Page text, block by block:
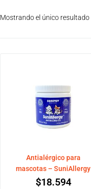
Mostrando el único resultado
Antialérgico para
mascotas – SuniAllergy
$18.594